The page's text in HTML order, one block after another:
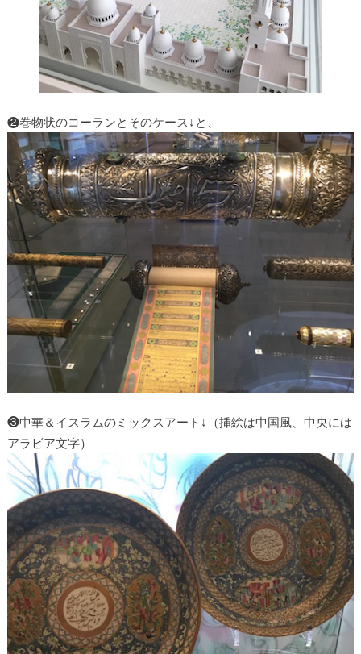
❷巻物状のコーランとそのケース↓と、
❸中華＆イスラムのミックスアート↓（挿絵は中国風、中央には
アラビア文字）